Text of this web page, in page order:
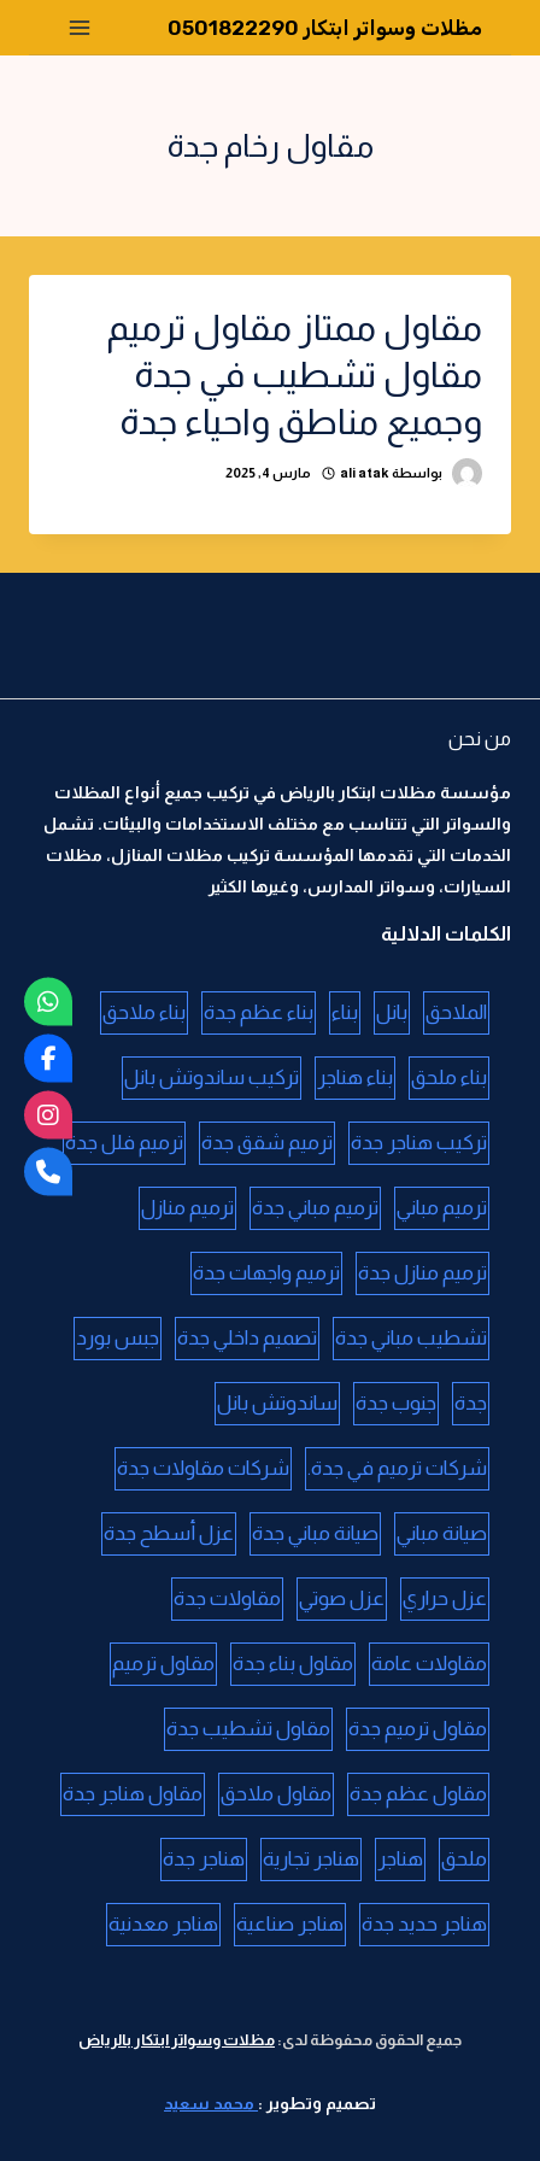
مظلات وسواتر ابتكار 0501822290
مقاول رخام جدة
مقاول ممتاز مقاول ترميم
مقاول تشطيب في جدة
وجميع مناطق واحياء جدة
بواسطة ali atak مارس 4, 2025
من نحن
مؤسسة مظلات ابتكار بالرياض في تركيب جميع أنواع المظلات
والسواتر التي تتناسب مع مختلف الاستخدامات والبيئات. تشمل
الخدمات التي تقدمها المؤسسة تركيب مظلات المنازل، مظلات
السيارات، وسواتر المدارس، وغيرها الكثير
الكلمات الدلالية
الملاحق بانل بناء بناء عظم جدة بناء ملاحق
بناء ملحق بناء هناجر تركيب ساندوتش بانل
تركيب هناجر جدة ترميم شقق جدة ترميم فلل جدة
ترميم مباني ترميم مباني جدة ترميم منازل
ترميم منازل جدة ترميم واجهات جدة
تشطيب مباني جدة تصميم داخلي جدة جبس بورد
جدة جنوب جدة ساندوتش بانل
شركات ترميم في جدة. شركات مقاولات جدة
صيانة مباني صيانة مباني جدة عزل أسطح جدة
عزل حراري عزل صوتي مقاولات جدة
مقاولات عامة مقاول بناء جدة مقاول ترميم
مقاول ترميم جدة مقاول تشطيب جدة
مقاول عظم جدة مقاول ملاحق مقاول هناجر جدة
ملحق هناجر هناجر تجارية هناجر جدة
هناجر حديد جدة هناجر صناعية هناجر معدنية
جميع الحقوق محفوظة لدى: مظلات وسواتر ابتكار بالرياض
تصميم وتطوير : محمد سعيد